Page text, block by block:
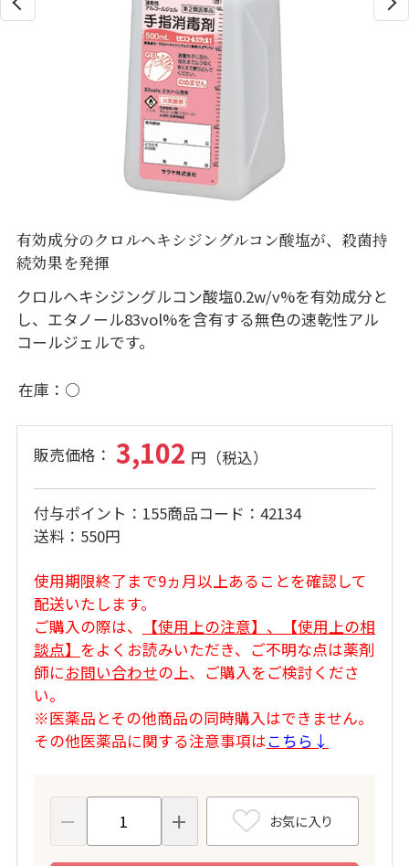
有効成分のクロルヘキシジングルコン酸塩が、殺菌持
続効果を発揮
クロルヘキシジングルコン酸塩0.2w/v%を有効成分と
し、エタノール83vol%を含有する無色の速乾性アル
コールジェルです。
在庫 ○
3,102
付与ポイント 155商品コード
42134
送料
550円
使用期限終了まで9ヵ月以上あることを確認して
配送いたします。
ご購入の際は、
【使用上の注意】、【使用上の相
談点】 をよくお読みいただき、ご不明な点は薬剤
師にお問い合わせの上、ご購入をご検討くださ
い。
※医薬品とその他商品の同時購入はできません。
その他医薬品に関する注意事項はこちら↓
お気に入り